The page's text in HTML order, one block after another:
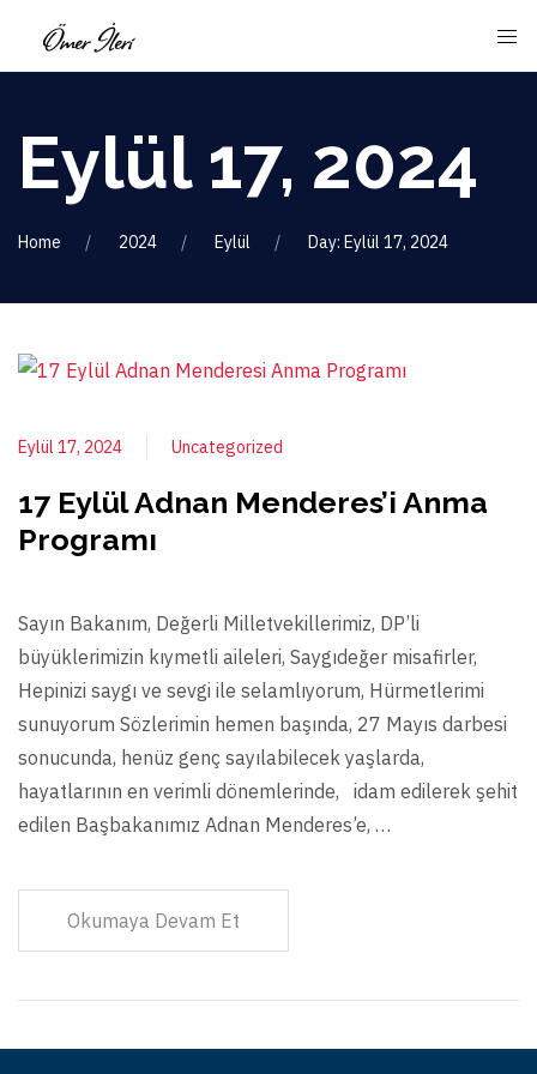
Eylül 17, 2024
Home 2024 Eylül Day: Eylül 17, 2024
Eylül 17, 2024 Uncategorized
17 Eylül Adnan Menderes’i Anma
Programı
Sayın Bakanım, Değerli Milletvekillerimiz, DP’li
büyüklerimizin kıymetli aileleri, Saygıdeğer misafirler,
Hepinizi saygı ve sevgi ile selamlıyorum, Hürmetlerimi
sunuyorum Sözlerimin hemen başında, 27 Mayıs darbesi
sonucunda, henüz genç sayılabilecek yaşlarda,
hayatlarının en verimli dönemlerinde, idam edilerek şehit
edilen Başbakanımız Adnan Menderes’e, …
Okumaya Devam Et